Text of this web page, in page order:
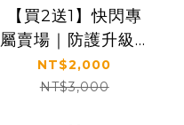
【買2送1】快閃專
屬賣場｜防護升級🛡️
抗光×隔離×保濕｜
【KS】抗光清爽高
NT$2,000
NT$3,000